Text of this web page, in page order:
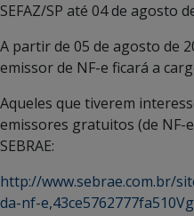
SEFAZ/SP até 04 de agosto
A partir de 05 de agosto de
emissor de NF-e ficará a
Aqueles que tiverem
emissores gratuitos (de NF-
SEBRAE:
http://www.sebrae.com.br/
da-nf-